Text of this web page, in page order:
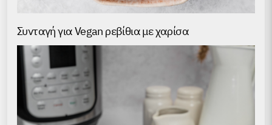
Συνταγή για Vegan ρεβίθια με χαρίσα